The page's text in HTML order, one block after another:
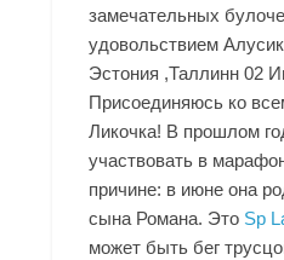
замечательных
удовольствием
Эстония ,Таллинн 02
Присоединяюсь ко
Ликочка! В прошлом
участвовать в
причине: в июне она
сына Романа. Это Sp
может быть бег